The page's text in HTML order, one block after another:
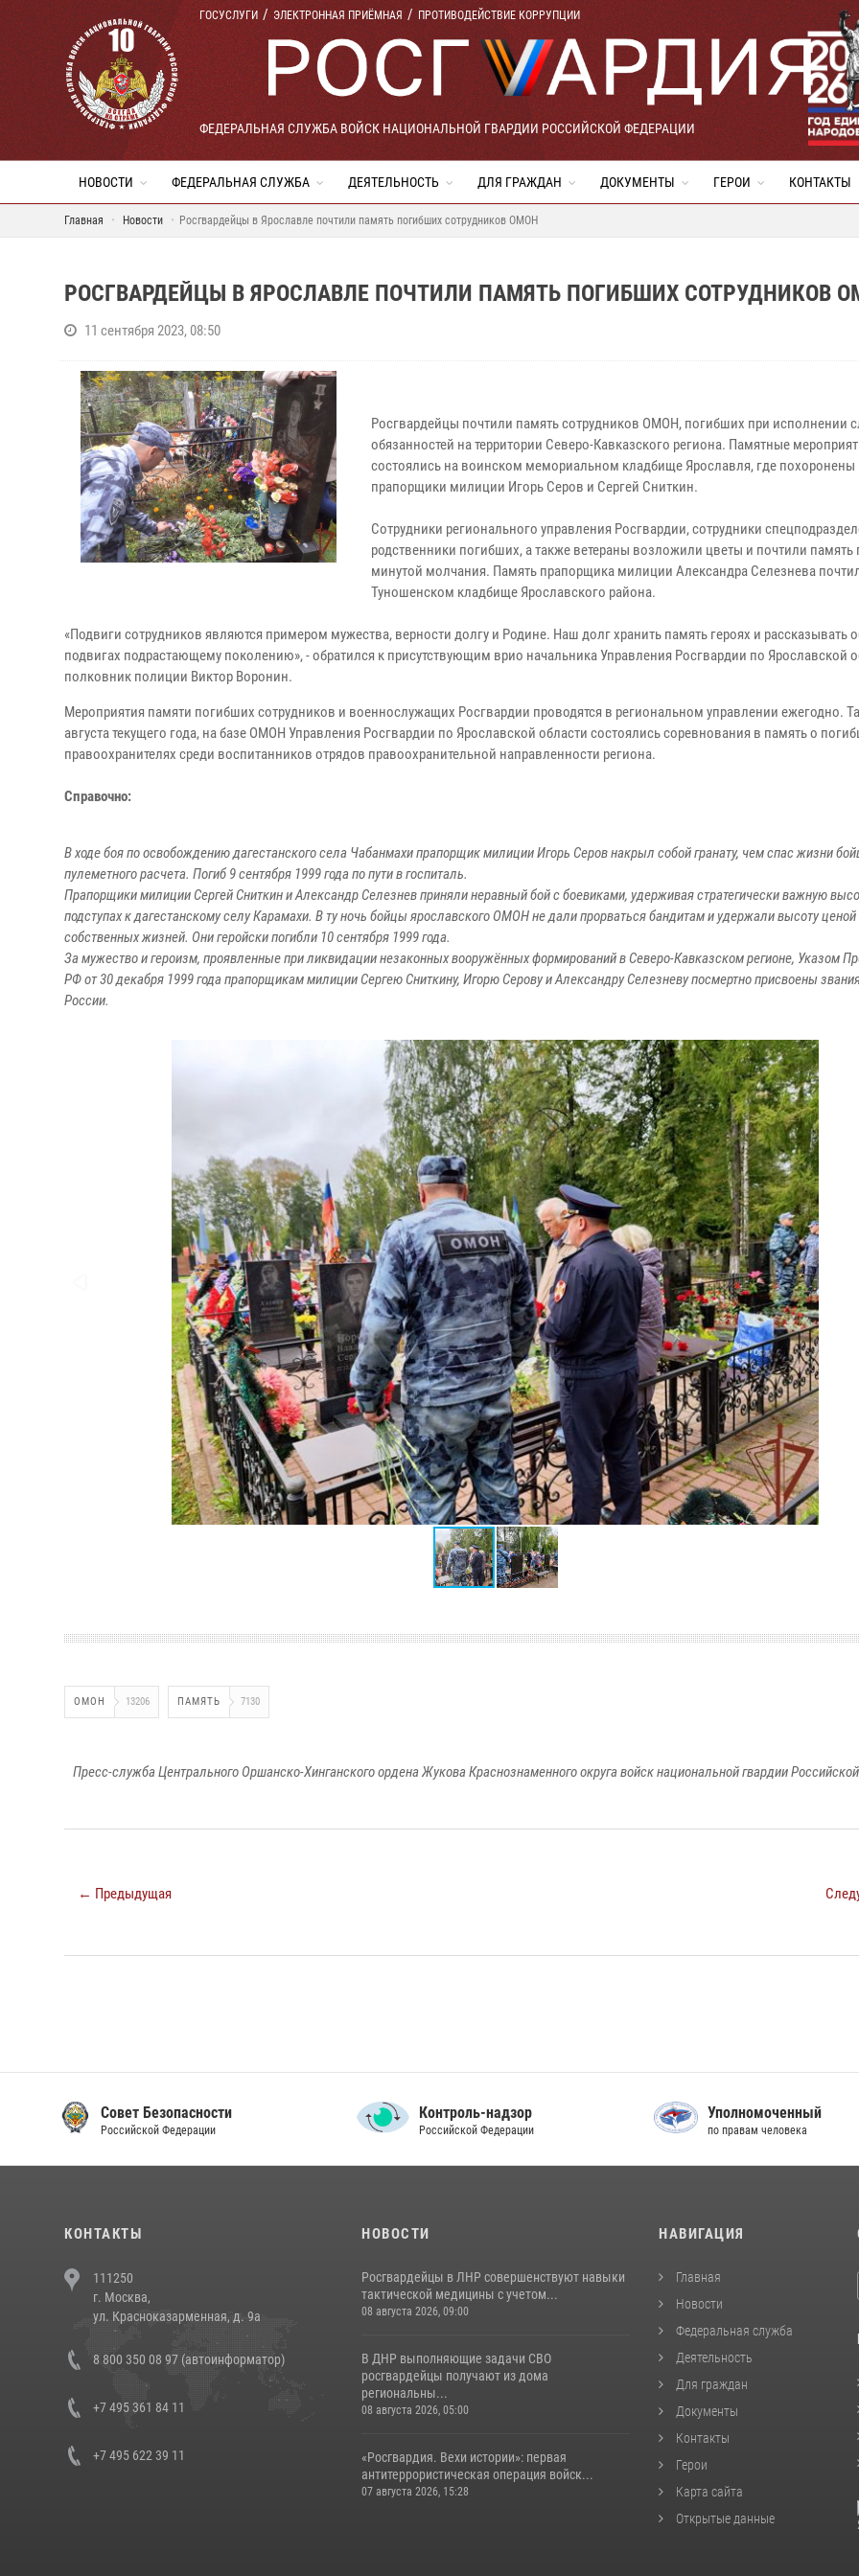
ГОСУСЛУГИ ЭЛЕКТРОННАЯ ПРИЁМНАЯ ПРОТИВОДЕЙСТВИЕ КОРРУПЦИИ
ФЕДЕРАЛЬНАЯ СЛУЖБА ВОЙСК НАЦИОНАЛЬНОЙ ГВАРДИИ РОССИЙСКОЙ ФЕДЕРАЦИИ
НОВОСТИ ФЕДЕРАЛЬНАЯ СЛУЖБА ДЕЯТЕЛЬНОСТЬ ДЛЯ ГРАЖДАН ДОКУМЕНТЫ ГЕРОИ КОНТАКТЫ
Главная Новости Росгвардейцы в Ярославле почтили память погибших сотрудников ОМОН
РОСГВАРДЕЙЦЫ В ЯРОСЛАВЛЕ ПОЧТИЛИ ПАМЯТЬ ПОГИБШИХ СОТРУДНИКОВ
11 сентября 2023, 08:50
Росгвардейцы почтили память сотрудников ОМОН, погибших при исполнении
обязанностей на территории Северо-Кавказского региона. Памятные
состоялись на воинском мемориальном кладбище Ярославля, где похоронены
прапорщики милиции Игорь Серов и Сергей Сниткин.
Сотрудники регионального управления Росгвардии, сотрудники
родственники погибших, а также ветераны возложили цветы и почтили память
минутой молчания. Память прапорщика милиции Александра Селезнева
Туношенском кладбище Ярославского района.
«Подвиги сотрудников являются примером мужества, верности долгу и Родине. Наш долг хранить память героях и рассказывать
подвигах подрастающему поколению», - обратился к присутствующим врио начальника Управления Росгвардии по Ярославской
полковник полиции Виктор Воронин.
Мероприятия памяти погибших сотрудников и военнослужащих Росгвардии проводятся в региональном управлении ежегодно.
августа текущего года, на базе ОМОН Управления Росгвардии по Ярославской области состоялись соревнования в память о
правоохранителях среди воспитанников отрядов правоохранительной направленности региона.
Справочно:
В ходе боя по освобождению дагестанского села Чабанмахи прапорщик милиции Игорь Серов накрыл собой гранату, чем спас жизни
пулеметного расчета. Погиб 9 сентября 1999 года по пути в госпиталь.
Прапорщики милиции Сергей Сниткин и Александр Селезнев приняли неравный бой с боевиками, удерживая стратегически важную
подступах к дагестанскому селу Карамахи. В ту ночь бойцы ярославского ОМОН не дали прорваться бандитам и удержали высоту ценой
собственных жизней. Они геройски погибли 10 сентября 1999 года.
За мужество и героизм, проявленные при ликвидации незаконных вооружённых формирований в Северо-Кавказском регионе, Указом
РФ от 30 декабря 1999 года прапорщикам милиции Сергею Сниткину, Игорю Серову и Александру Селезневу посмертно присвоены
России.
ОМОН 13206 ПАМЯТЬ 7130
Пресс-служба Центрального Оршанско-Хинганского ордена Жукова Краснознаменного округа войск национальной гвардии
← Предыдущая
Совет Безопасности
Российской Федерации
Контроль-надзор
Российской Федерации
Уполномоченный
по правам человека
КОНТАКТЫ
111250
г. Москва,
ул. Красноказарменная, д. 9а
8 800 350 08 97 (автоинформатор)
+7 495 361 84 11
+7 495 622 39 11
НОВОСТИ
Росгвардейцы в ЛНР совершенствуют навыки
тактической медицины с учетом...
08 августа 2026, 09:00
В ДНР выполняющие задачи СВО
росгвардейцы получают из дома
региональны...
08 августа 2026, 05:00
«Росгвардия. Вехи истории»: первая
антитеррористическая операция войск...
07 августа 2026, 15:28
НАВИГАЦИЯ
Главная
Новости
Федеральная служба
Деятельность
Для граждан
Документы
Контакты
Герои
Карта сайта
Открытые данные